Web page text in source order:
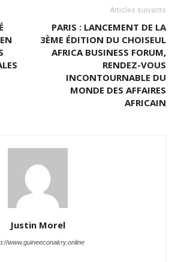
Articles suivants
PARIS : LANCEMENT DE LA
3ÈME ÉDITION DU CHOISEUL
AFRICA BUSINESS FORUM,
RENDEZ-VOUS
INCONTOURNABLE DU
MONDE DES AFFAIRES
AFRICAIN
Justin Morel
www.guineeconakry.online